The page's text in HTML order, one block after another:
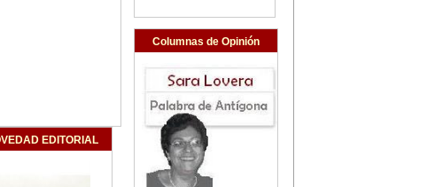
EDITORIAL
Columnas de Opinión